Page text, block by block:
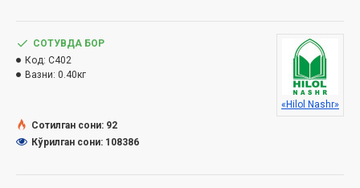
СОТУВДА БОР
Код: C402
Вазни: 0.40кг
«Hilol Nashr»
Сотилган сони: 92
Кўрилган сони: 108386